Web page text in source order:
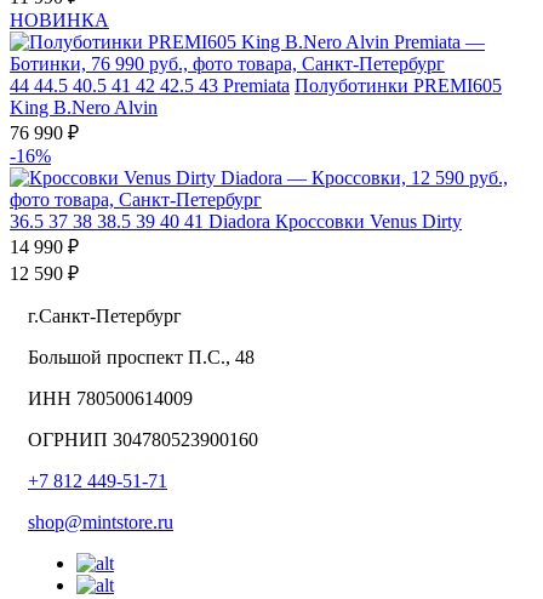
НОВИНКА
44 44.5 40.5 41 42 42.5 43 Premiata Полуботинки PREMI605
King B.Nero Alvin
76 990 ₽
-16%
36.5 37 38 38.5 39 40 41 Diadora Кроссовки Venus Dirty
14 990 ₽
12 590 ₽
г.Санкт-Петербург
Большой проспект П.С., 48
ИНН 780500614009
ОГРНИП 304780523900160
+7 812 449-51-71
shop@mintstore.ru